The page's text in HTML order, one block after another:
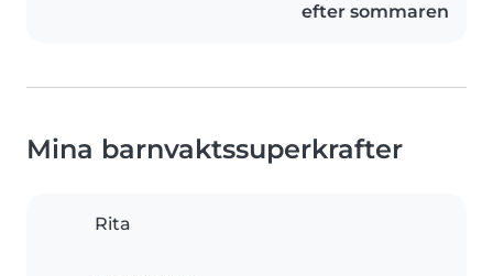
efter sommaren
Mina barnvaktssuperkrafter
Rita